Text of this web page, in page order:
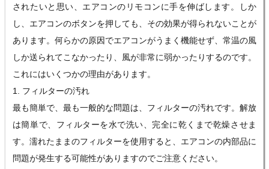
されたいと思い、エアコンのリモコンに手を伸ばします。しか
し、エアコンのボタンを押しても、その効果が得られないことが
あります。何らかの原因でエアコンがうまく機能せず、常温の風
しか送られてこなかったり、風が非常に弱かったりするのです。
これにはいくつかの理由があります。
1. フィルターの汚れ
最も簡単で、最も一般的な問題は、フィルターの汚れです。解放
は簡単で、フィルターを水で洗い、完全に乾くまで乾燥させま
す。濡れたままのフィルターを使用すると、エアコンの内部品に
問題が発生する可能性がありますのでご注意ください。